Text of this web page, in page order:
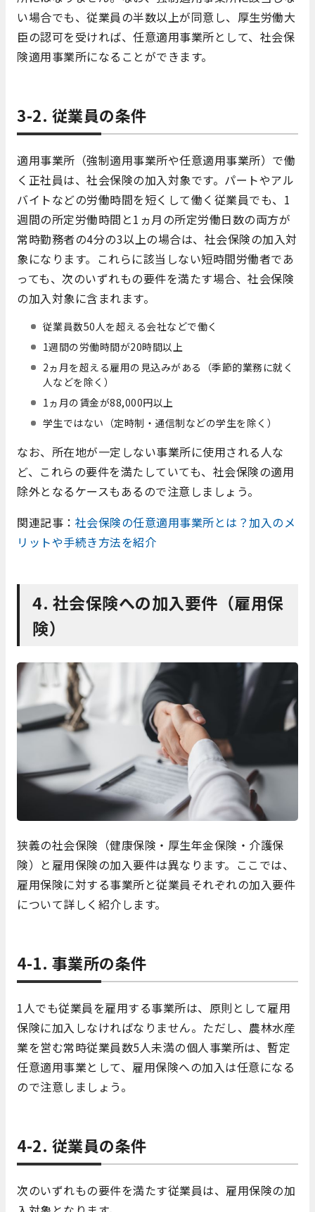
い場合でも、従業員の半数以上が同意し、厚生労働大
臣の認可を受ければ、任意適用事業所として、社会保
険適用事業所になることができます。
3-2. 従業員の条件
適用事業所（強制適用事業所や任意適用事業所）で働
く正社員は、社会保険の加入対象です。パートやアル
バイトなどの労働時間を短くして働く従業員でも、1
週間の所定労働時間と1ヵ月の所定労働日数の両方が
常時勤務者の4分の3以上の場合は、社会保険の加入対
象になります。これらに該当しない短時間労働者であ
っても、次のいずれもの要件を満たす場合、社会保険
の加入対象に含まれます。
従業員数50人を超える会社などで働く
1週間の労働時間が20時間以上
2ヵ月を超える雇用の見込みがある（季節的業務に就く
人などを除く）
1ヵ月の賃金が88,000円以上
学生ではない（定時制・通信制などの学生を除く）
なお、所在地が一定しない事業所に使用される人な
ど、これらの要件を満たしていても、社会保険の適用
除外となるケースもあるので注意しましょう。
関連記事： 社会保険の任意適用事業所とは？加入のメ
リットや手続き方法を紹介
4. 社会保険への加入要件（雇用保
険）
狭義の社会保険（健康保険・厚生年金保険・介護保
険）と雇用保険の加入要件は異なります。ここでは、
雇用保険に対する事業所と従業員それぞれの加入要件
について詳しく紹介します。
4-1. 事業所の条件
1人でも従業員を雇用する事業所は、原則として雇用
保険に加入しなければなりません。ただし、農林水産
業を営む常時従業員数5人未満の個人事業所は、暫定
任意適用事業として、雇用保険への加入は任意になる
ので注意しましょう。
4-2. 従業員の条件
次のいずれもの要件を満たす従業員は、雇用保険の加